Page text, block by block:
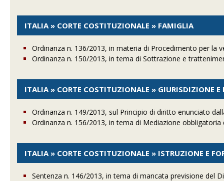
ITALIA » CORTE COSTITUZIONALE » FAMIGLIA
Ordinanza n. 136/2013, in materia di Procedimento per la
Ordinanza n. 150/2013, in tema di Sottrazione e
ITALIA » CORTE COSTITUZIONALE » GIURISDIZIONE E
Ordinanza n. 149/2013, sul Principio di diritto enunciato
Ordinanza n. 156/2013, in tema di Mediazione
ITALIA » CORTE COSTITUZIONALE » ISTRUZIONE E
Sentenza n. 146/2013, in tema di mancata previsione del